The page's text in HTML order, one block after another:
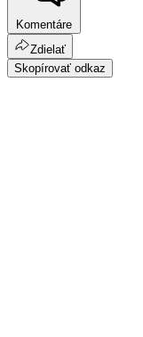
Komentáre
Zdielať
Skopírovať odkaz